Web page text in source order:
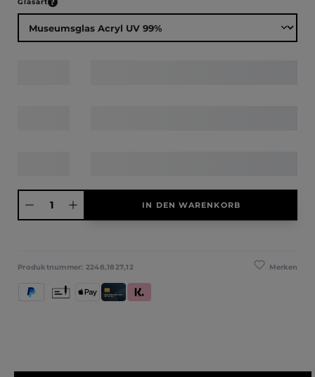
IN DEN WARENKORB
Merken
Produktnummer: 2248,1827,12
PayPal Apple PayKredit- und Debitkarte
Klarna (Rechnung / Ratenkauf / Sofort)
Vorkasse